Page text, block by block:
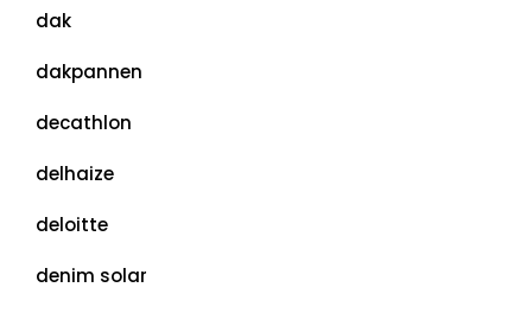
dak
dakpannen
decathlon
delhaize
deloitte
denim solar